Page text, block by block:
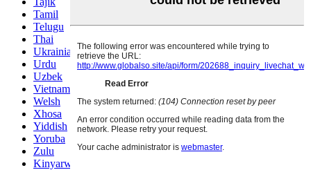
Tamil
Telugu
Thai
Ukrainian
Urdu
Uzbek
Vietnamese
Welsh
Xhosa
Yiddish
Yoruba
Zulu
Kinyarwanda